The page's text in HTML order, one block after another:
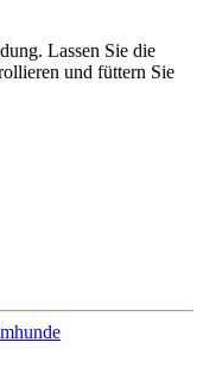
Lassen Sie die
und füttern Sie